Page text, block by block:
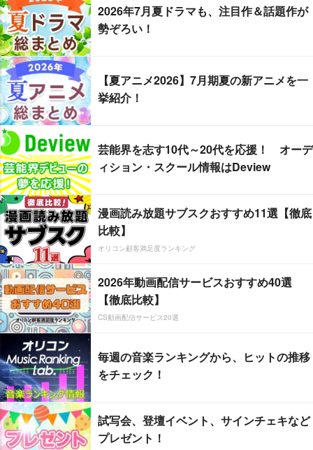
2026年7月夏ドラマも、注目作＆話題作が
勢ぞろい！
【夏アニメ2026】7月期夏の新アニメを一
挙紹介！
芸能界を志す10代～20代を応援！ オーデ
ィション・スクール情報はDeview
漫画読み放題サブスクおすすめ11選【徹底
比較】
オリコン顧客満足度ランキング
2026年動画配信サービスおすすめ40選
【徹底比較】
CS動画配信サービス20選
毎週の音楽ランキングから、ヒットの推移
をチェック！
試写会、登壇イベント、サインチェキなど
プレゼント！